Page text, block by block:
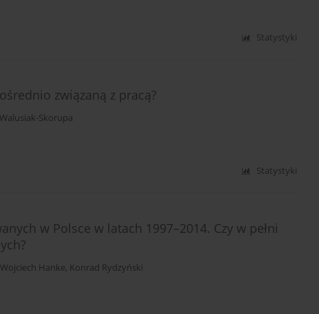
Statystyki
związaną z pracą?
Skorupa
Statystyki
w Polsce w latach 1997–2014. Czy w pełni
Wojciech Hanke, Konrad Rydzyński